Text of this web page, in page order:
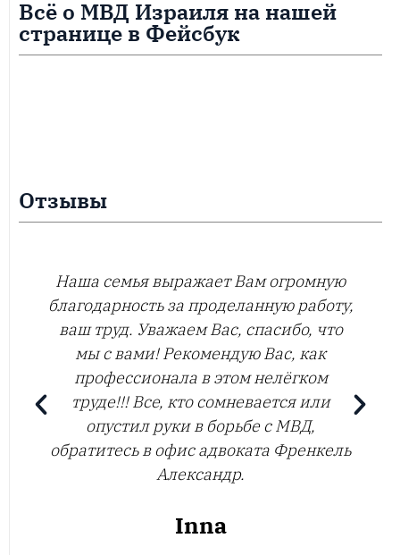
Всё о МВД Израиля на нашей
странице в Фейсбук
Отзывы
Молодцы, вы лучший в своём деле.
Виктория